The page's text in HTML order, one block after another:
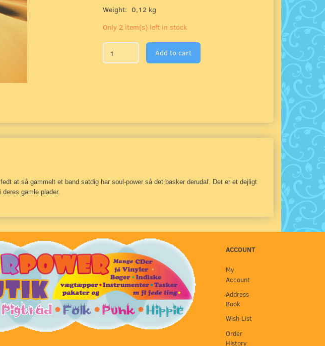
Weight: 0,12 kg
Only 2 item(s) left in stock
Add to cart
at så gammelt et band satdig har soul-power så det basker derudaf. Det er et dejligt
gamle plader.
ACCOUNT
My
Account
Address
Book
Wish List
Order
History